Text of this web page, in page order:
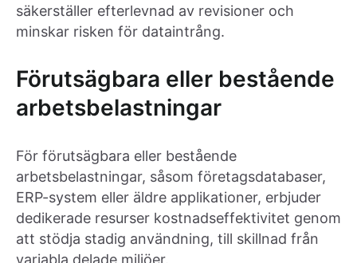
säkerställer efterlevnad av revisioner och
minskar risken för dataintrång.
Förutsägbara eller bestående
arbetsbelastningar
För förutsägbara eller bestående
arbetsbelastningar, såsom företagsdatabaser,
ERP-system eller äldre applikationer, erbjuder
dedikerade resurser kostnadseffektivitet genom
att stödja stadig användning, till skillnad från